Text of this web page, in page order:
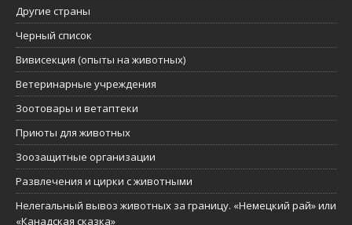
Другие страны
Черный список
Вивисекция (опыты на животных)
Ветеринарные учреждения
Зоотовары и ветаптеки
Приюты для животных
Зоозащитные организации
Развлечения и цирки с животными
Нелегальный вывоз животных за границу. «Немецкий рай» или
«Канадская сказка»